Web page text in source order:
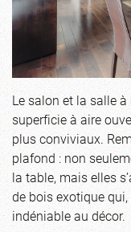
Le salon et la salle
superficie à aire
plus conviviaux.
plafond : non
la table, mais elles
de bois exotique
indéniable au décor.